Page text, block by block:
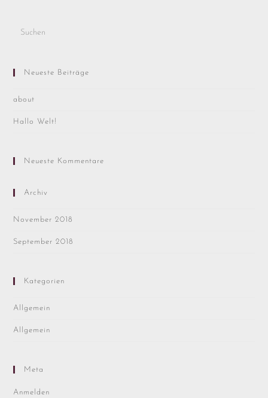
Neueste Beiträge
about
Hallo Welt!
Neueste Kommentare
Archiv
November 2018
September 2018
Kategorien
Allgemein
Allgemein
Meta
Anmelden